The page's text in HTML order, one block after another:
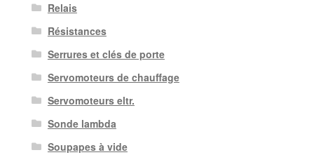
Relais
Résistances
Serrures et clés de porte
Servomoteurs de chauffage
Servomoteurs eltr.
Sonde lambda
Soupapes à vide